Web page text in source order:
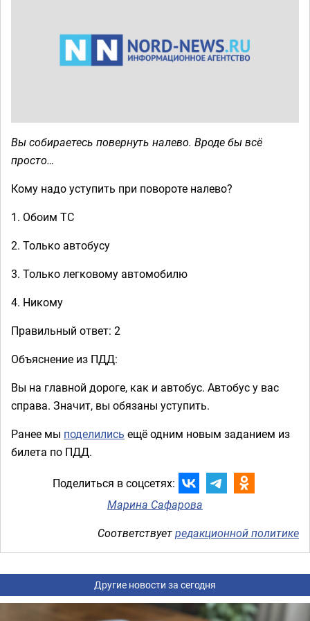
Вы собираетесь повернуть налево. Вроде бы всё
просто…
Кому надо уступить при повороте налево?
1. Обоим ТС
2. Только автобусу
3. Только легковому автомобилю
4. Никому
Правильный ответ: 2
Объяснение из ПДД:
Вы на главной дороге, как и автобус. Автобус у вас
справа. Значит, вы обязаны уступить.
Ранее мы поделились ещё одним новым заданием из
билета по ПДД.
Поделиться в соцсетях:
Марина Сафарова
Соответствуетредакционной политике
Другие новости за сегодня